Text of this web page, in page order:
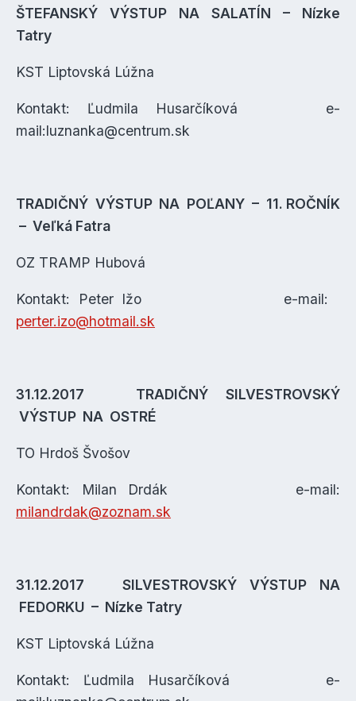
ŠTEFANSKÝ VÝSTUP NA SALATÍN – Nízke
Tatry
KST Liptovská Lúžna
Kontakt: Ľudmila Husarčíková e-
mail:luznanka@centrum.sk
TRADIČNÝ VÝSTUP NA POĽANY – 11. ROČNÍK
– Veľká Fatra
OZ TRAMP Hubová
Kontakt: Peter Ižo e-mail:
perter.izo@hotmail.sk
31.12.2017 TRADIČNÝ SILVESTROVSKÝ
VÝSTUP NA OSTRÉ
TO Hrdoš Švošov
Kontakt: Milan Drdák e-mail:
milandrdak@zoznam.sk
31.12.2017 SILVESTROVSKÝ VÝSTUP NA
FEDORKU – Nízke Tatry
KST Liptovská Lúžna
Kontakt: Ľudmila Husarčíková e-